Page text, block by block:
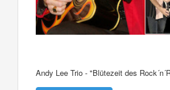
Andy Lee Trio - "Blütezeit des